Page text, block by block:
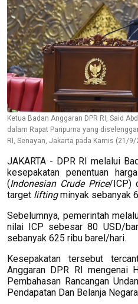
Ketua Badan Anggaran DPR RI, Said
dalam Rapat Paripurna yang
RI, Senayan, Jakarta pada Kamis (21/
JAKARTA - DPR RI melalui
kesepakatan penentuan
(Indonesian Crude Price/ICP)
target liftingminyak sebanyak
Sebelumnya, pemerintah
nilai ICP sebesar 80 USD/
sebanyak 625 ribu barel/hari.
Kesepakatan tersebut
Anggaran DPR RI mengenai
Pembahasan Rancangan
Pendapatan Dan Belanja